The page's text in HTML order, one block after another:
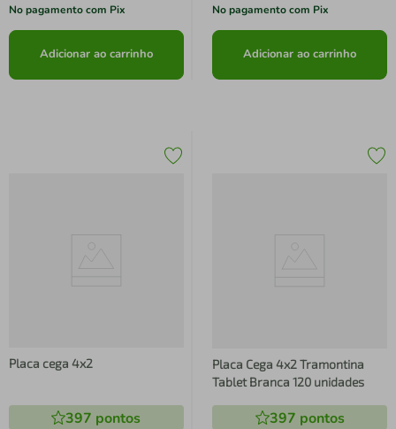
No pagamento com Pix
Adicionar ao carrinho
No pagamento com Pix
Adicionar ao carrinho
Placa cega 4x2
397 pontos
Placa Cega 4x2 Tramontina
Tablet Branca 120 unidades
397 pontos